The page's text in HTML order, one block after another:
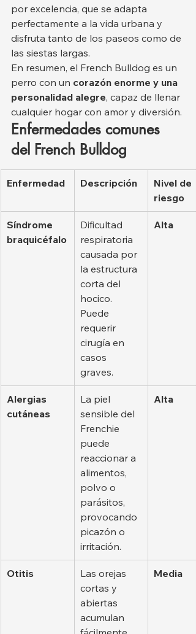
por excelencia, que se adapta
perfectamente a la vida urbana y
disfruta tanto de los paseos como de
las siestas largas.
En resumen, el French Bulldog es un
perro con un corazón enorme y una
personalidad alegre, capaz de llenar
cualquier hogar con amor y diversión.
Enfermedades comunes
del French Bulldog
Enfermedad Descripción
Nivel de
riesgo
Síndrome
braquicéfalo
Dificultad
respiratoria
causada por
la estructura
corta del
hocico.
Puede
requerir
cirugía en
casos
graves.
Alta
Alergias
cutáneas
La piel
sensible del
Frenchie
puede
reaccionar a
alimentos,
polvo o
parásitos,
provocando
picazón o
irritación.
Alta
Otitis
Las orejas
cortas y
abiertas
acumulan
Media